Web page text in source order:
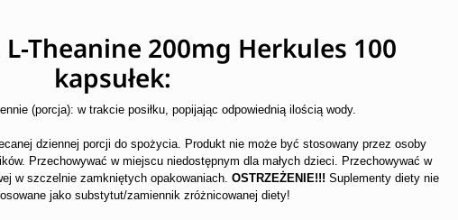
Theanine 200mg Herkules 100
kapsułek:
(porcja): w trakcie posiłku, popijając odpowiednią ilością wody.
dziennej porcji do spożycia. Produkt nie może być stosowany przez osoby
Przechowywać w miejscu niedostępnym dla małych dzieci. Przechowywać w
w szczelnie zamkniętych opakowaniach. OSTRZEŻENIE!!! Suplementy diety nie
jako substytut/zamiennik zróżnicowanej diety!